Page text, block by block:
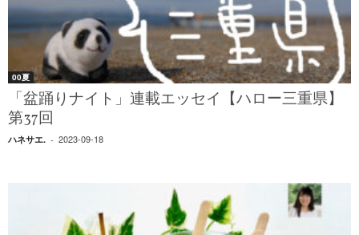
00夏
「盆踊りナイト」連載エッセイ【ハロー三重県】
第37回
ハネサエ. - 2023-09-18